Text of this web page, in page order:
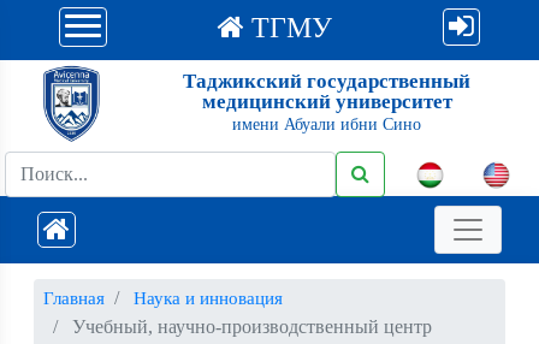
ТГМУ
Таджикский государственный
медицинский университет
имени Абуали ибни Сино
Главная Наука и инновация
Учебный, научно-производственный центр